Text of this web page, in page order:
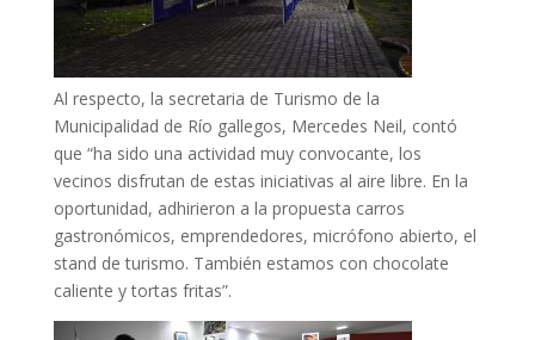
Al respecto, la secretaria de Turismo de la
Municipalidad de Río gallegos, Mercedes Neil, contó
que “ha sido una actividad muy convocante, los
vecinos disfrutan de estas iniciativas al aire libre. En la
oportunidad, adhirieron a la propuesta carros
gastronómicos, emprendedores, micrófono abierto, el
stand de turismo. También estamos con chocolate
caliente y tortas fritas”.